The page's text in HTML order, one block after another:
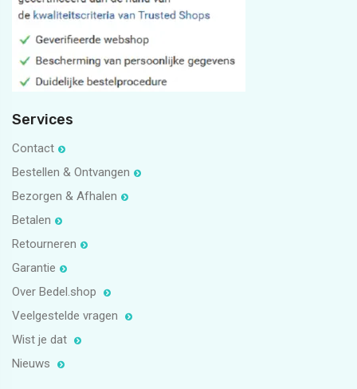
5
Services
Contact
Bestellen & Ontvangen
Bezorgen & Afhalen
Betalen
Retourneren
Garantie
Over Bedel.shop
Veelgestelde vragen
Wist je dat
Nieuws